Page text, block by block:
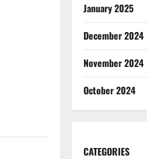
January 2025
December 2024
November 2024
October 2024
CATEGORIES